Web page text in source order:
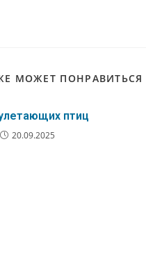
МОЖЕТ ПОНРАВИТЬСЯ
птиц
20.09.2025